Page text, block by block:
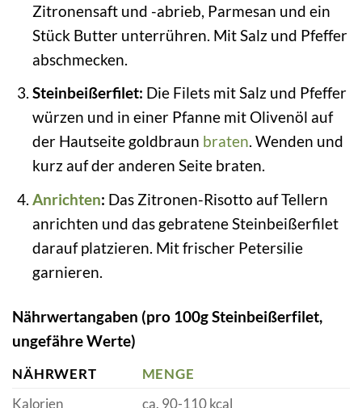
Zitronensaft und -abrieb, Parmesan und ein
Stück Butter unterrühren. Mit Salz und Pfeffer
abschmecken.
Steinbeißerfilet: Die Filets mit Salz und Pfeffer
würzen und in einer Pfanne mit Olivenöl auf
der Hautseite goldbraun braten. Wenden und
kurz auf der anderen Seite braten.
Anrichten: Das Zitronen-Risotto auf Tellern
anrichten und das gebratene Steinbeißerfilet
darauf platzieren. Mit frischer Petersilie
garnieren.
Nährwertangaben (pro 100g Steinbeißerfilet,
ungefähre Werte)
NÄHRWERT
MENGE
Kalorien
ca. 90-110 kcal